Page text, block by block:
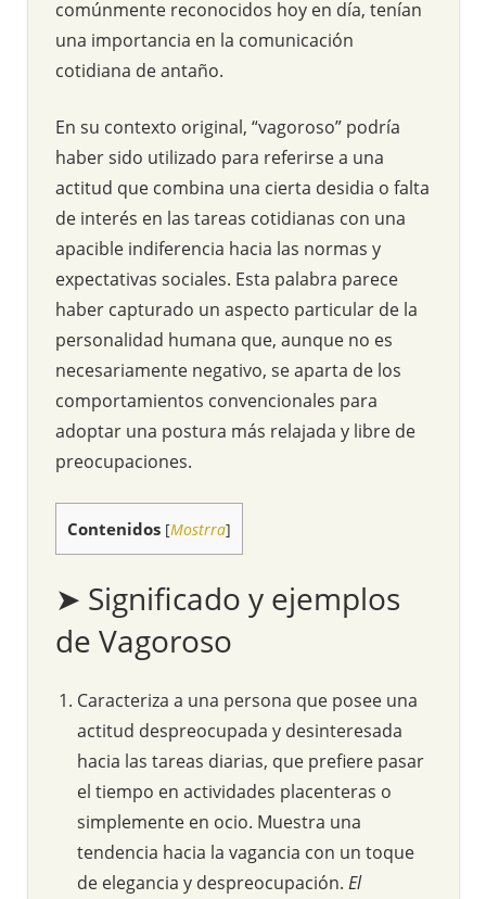
comúnmente reconocidos hoy en día, tenían
una importancia en la comunicación
cotidiana de antaño.
En su contexto original, “vagoroso” podría
haber sido utilizado para referirse a una
actitud que combina una cierta desidia o falta
de interés en las tareas cotidianas con una
apacible indiferencia hacia las normas y
expectativas sociales. Esta palabra parece
haber capturado un aspecto particular de la
personalidad humana que, aunque no es
necesariamente negativo, se aparta de los
comportamientos convencionales para
adoptar una postura más relajada y libre de
preocupaciones.
Contenidos [Mostrra]
➤ Significado y ejemplos
de Vagoroso
Caracteriza a una persona que posee una
actitud despreocupada y desinteresada
hacia las tareas diarias, que prefiere pasar
el tiempo en actividades placenteras o
simplemente en ocio. Muestra una
tendencia hacia la vagancia con un toque
de elegancia y despreocupación. El